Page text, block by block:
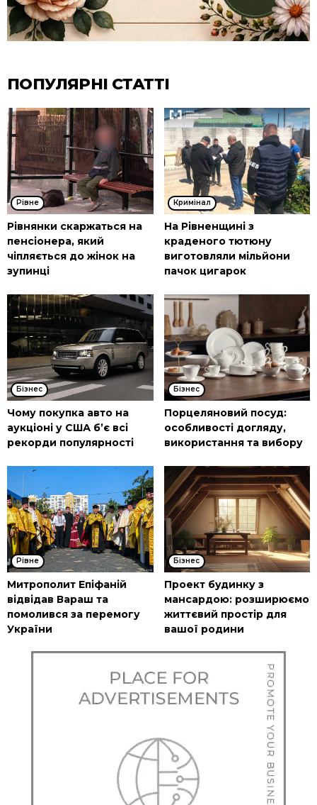
ПОПУЛЯРНІ СТАТТІ
Рівне
Рівнянки скаржаться на
пенсіонера, який
чіпляється до жінок на
зупинці
Кримінал
На Рівненщині з
краденого тютюну
виготовляли мільйони
пачок цигарок
Бізнес
Чому покупка авто на
аукціоні у США б’є всі
рекорди популярності
Бізнес
Порцеляновий посуд:
особливості догляду,
використання та вибору
Рівне
Митрополит Епіфаній
відвідав Вараш та
помолився за перемогу
України
Бізнес
Проект будинку з
мансардою: розширюємо
життєвий простір для
вашої родини